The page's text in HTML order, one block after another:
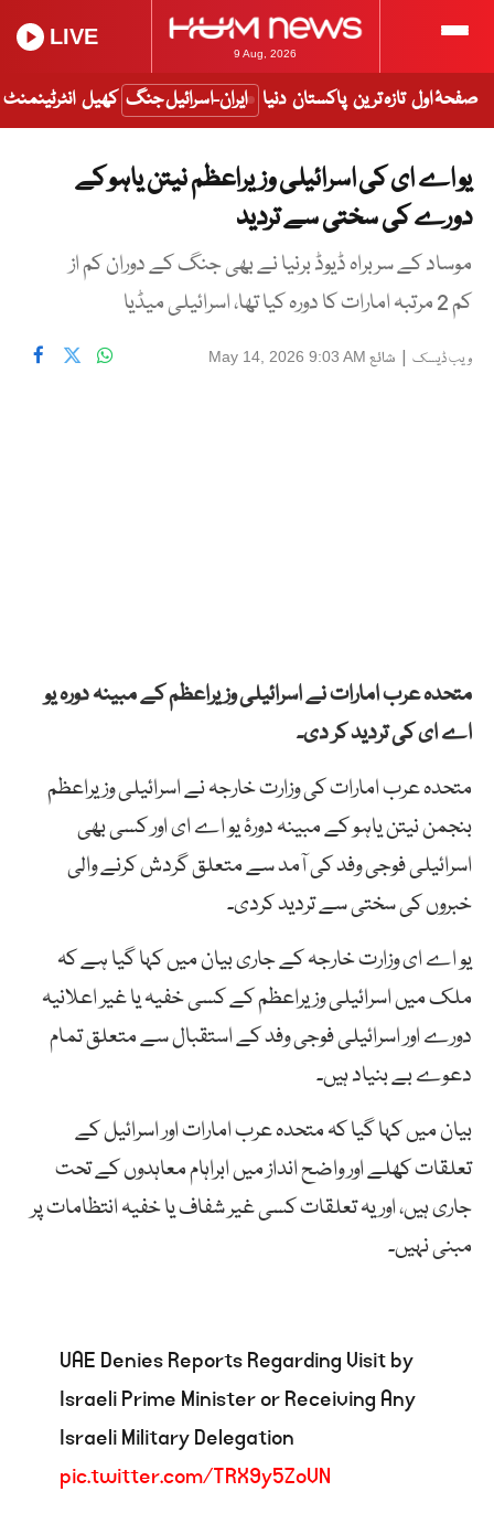
9 Aug, 2026
LIVE
صفحۂ اول تازہ ترین پاکستان دنیا ایران-اسرائیل جنگ کھیل انٹرٹینمنٹ
یو اے ای کی اسرائیلی وزیراعظم نیتن یاہو کے
دورے کی سختی سے تردید
موساد کے سربراہ ڈیوڈ برنیا نے بھی جنگ کے دوران کم از
کم 2 مرتبہ امارات کا دورہ کیا تھا، اسرائیلی میڈیا
ویب ڈیسک | شائع May 14, 2026 9:03 AM
متحدہ عرب امارات نے اسرائیلی وزیراعظم کے مبینہ دورہ یو
اے ای کی تردید کر دی۔
متحدہ عرب امارات کی وزارت خارجہ نے اسرائیلی وزیراعظم
بنجمن نیتن یاہو کے مبینہ دورۂ یو اے ای اور کسی بھی
اسرائیلی فوجی وفد کی آمد سے متعلق گردش کرنے والی
خبروں کی سختی سے تردید کردی۔
یو اے ای وزارت خارجہ کے جاری بیان میں کہا گیا ہے کہ
ملک میں اسرائیلی وزیراعظم کے کسی خفیہ یا غیر اعلانیہ
دورے اور اسرائیلی فوجی وفد کے استقبال سے متعلق تمام
دعوے بے بنیاد ہیں۔
بیان میں کہا گیا کہ متحدہ عرب امارات اور اسرائیل کے
تعلقات کھلے اور واضح انداز میں ابراہام معاہدوں کے تحت
جاری ہیں، اور یہ تعلقات کسی غیر شفاف یا خفیہ انتظامات پر
مبنی نہیں۔
UAE Denies Reports Regarding Visit by
Israeli Prime Minister or Receiving Any
Israeli Military Delegation
pic.twitter.com/TRX9y5ZoVN